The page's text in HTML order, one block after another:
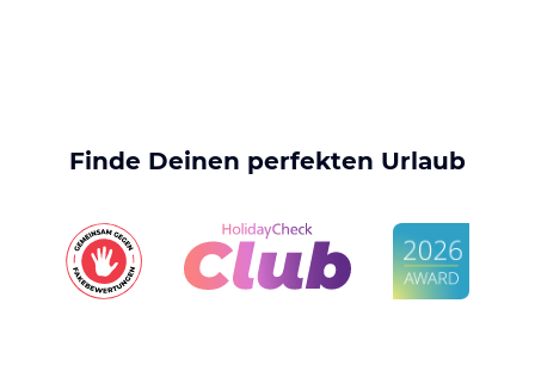
Finde Deinen perfekten Urlaub